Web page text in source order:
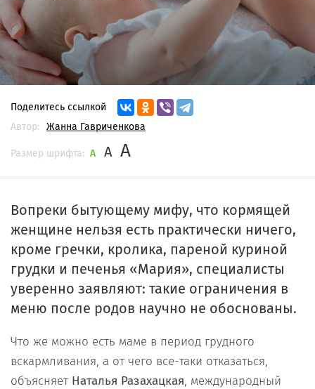
Поделитесь ссылкой
Автор:
Жанна Гавриченкова
Размер шрифта: A A A
Вопреки бытующему мифу, что кормящей
женщине нельзя есть практически ничего,
кроме гречки, кролика, пареной куриной
грудки и печенья «Мария», специалисты
уверенно заявляют: такие ограничения в
меню после родов научно не обоснованы.
Что же можно есть маме в период грудного
вскармливания, а от чего все-таки отказаться,
объясняет Наталья Разахацкая, международный